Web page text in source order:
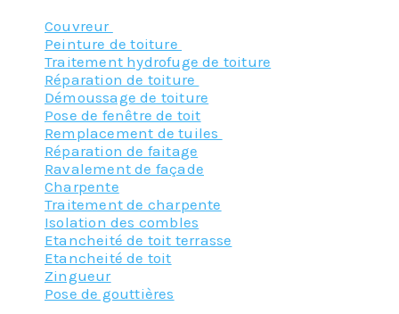
Couvreur
Peinture de toiture
Traitement hydrofuge de toiture
Réparation de toiture
Démoussage de toiture
Pose de fenêtre de toit
Remplacement de tuiles
Réparation de faitage
Ravalement de façade
Charpente
Traitement de charpente
Isolation des combles
Etancheité de toit terrasse
Etancheité de toit
Zingueur
Pose de gouttières